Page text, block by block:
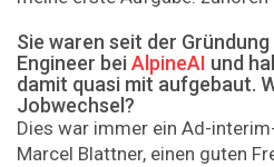
Sie waren seit der
Engineer bei AlpineAI und
damit quasi mit aufgebaut.
Jobwechsel?
Dies war immer ein Ad-
Marcel Blattner, einen guten